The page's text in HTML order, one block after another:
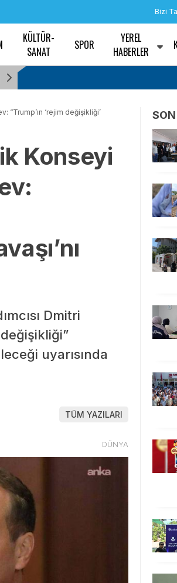
Bizi
KÜLTÜR-
SANAT
SPOR
YEREL
HABERLER
Yağız Edik cinayetinde karar açıklandı: Sanık
“Trump’ın ‘rejim değişikliği’
Konseyi
Dmitri
uyarısında
TÜM YAZILARI
DÜNYA